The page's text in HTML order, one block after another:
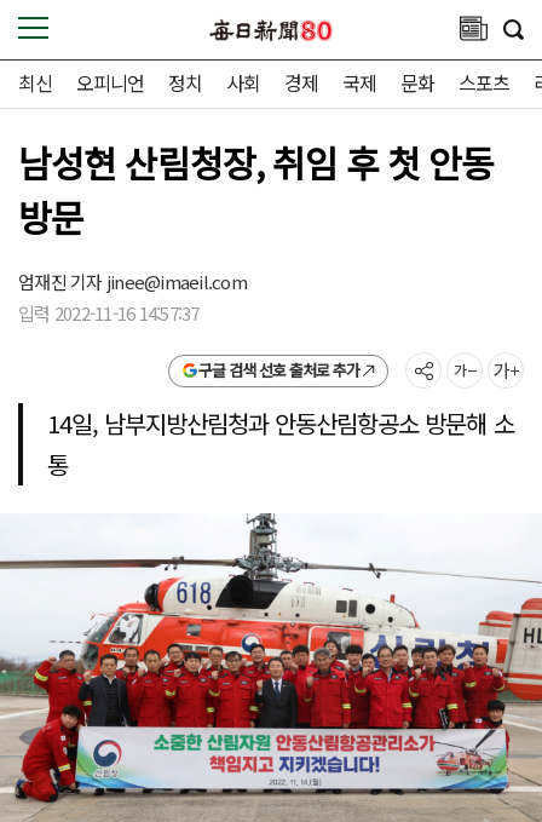
최신 오피니언 정치 사회 경제 국제 문화 스포츠
남성현 산림청장, 취임 후 첫 안동
방문
엄재진 기자jinee@imaeil.com
입력 2022-11-16 14:57:37
구글 검색 선호 출처로 추가
14일, 남부지방산림청과 안동산림항공소 방문해 소
통